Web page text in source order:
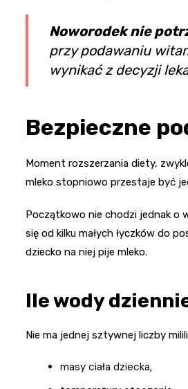
Noworodek nie
przy podawaniu
wynikać z decyzji
Bezpieczne
Moment rozszerzania diety,
mleko stopniowo przestaje być
Początkowo nie chodzi jednak o
się od kilku małych łyczków do
dziecko na niej pije mleko.
Ile wody
Nie ma jednej sztywnej liczby
masy ciała dziecka,